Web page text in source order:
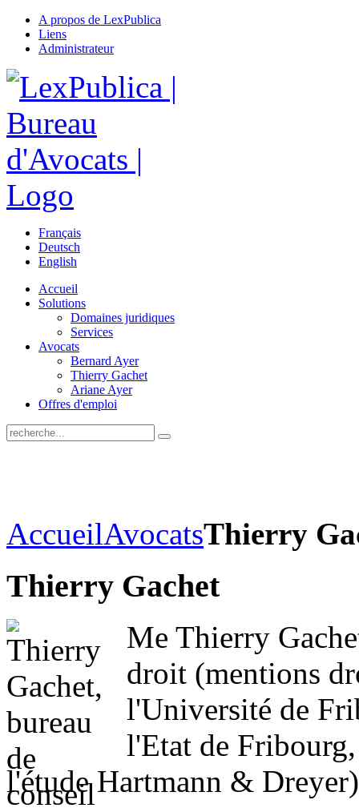
A propos de LexPublica
Liens
Administrateur
Français
Deutsch
English
Accueil
Solutions
Domaines juridiques
Services
Avocats
Bernard Ayer
Thierry Gachet
Ariane Ayer
Offres d'emploi
AccueilAvocatsThierry
Thierry Gachet
Me Thierry
droit (mentions
l'Université de
l'Etat de
l'étude Hartmann &